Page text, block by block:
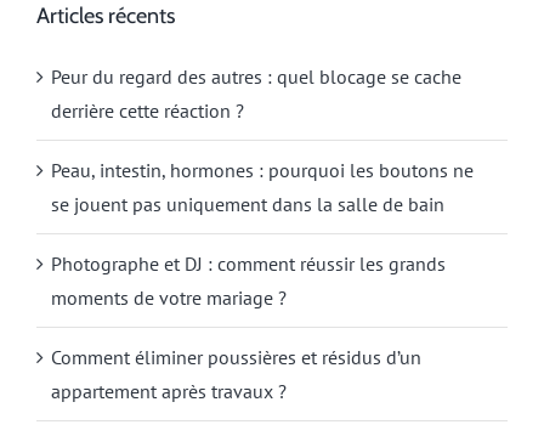
Articles récents
Peur du regard des autres : quel blocage se cache
derrière cette réaction ?
Peau, intestin, hormones : pourquoi les boutons ne
se jouent pas uniquement dans la salle de bain
Photographe et DJ : comment réussir les grands
moments de votre mariage ?
Comment éliminer poussières et résidus d’un
appartement après travaux ?